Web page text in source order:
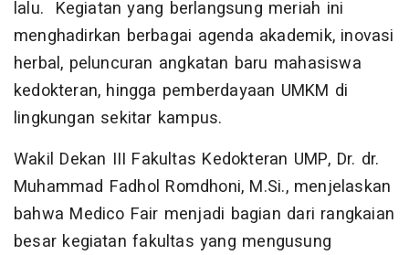
lalu. Kegiatan yang berlangsung meriah ini
menghadirkan berbagai agenda akademik, inovasi
herbal, peluncuran angkatan baru mahasiswa
kedokteran, hingga pemberdayaan UMKM di
lingkungan sekitar kampus.
Wakil Dekan III Fakultas Kedokteran UMP, Dr. dr.
Muhammad Fadhol Romdhoni, M.Si., menjelaskan
bahwa Medico Fair menjadi bagian dari rangkaian
besar kegiatan fakultas yang mengusung